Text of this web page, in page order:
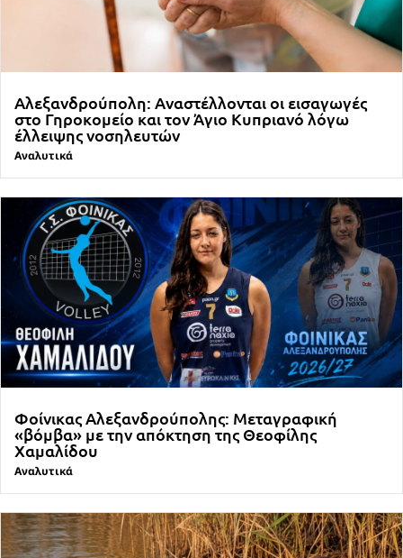
Αλεξανδρούπολη: Αναστέλλονται οι εισαγωγές
στο Γηροκομείο και τον Άγιο Κυπριανό λόγω
έλλειψης νοσηλευτών
Αναλυτικά
Φοίνικας Αλεξανδρούπολης: Μεταγραφική
«βόμβα» με την απόκτηση της Θεοφίλης
Χαμαλίδου
Αναλυτικά